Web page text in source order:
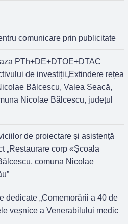
comunicare prin publicitate
PTh+DE+DTOE+DTAC
de investiții„Extindere rețea
Bălcescu, Valea Seacă,
Nicolae Bălcescu, județul
de proiectare și asistență
„Restaurare corp «Școala
comuna Nicolae
dedicate „Comemorării a 40 de
veșnice a Venerabilului medic